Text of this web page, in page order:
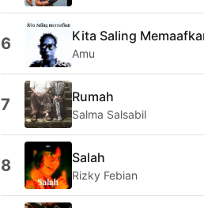
6 Kita Saling
Amu
7 Rumah
Salma Salsabil
8 Salah
Rizky Febian